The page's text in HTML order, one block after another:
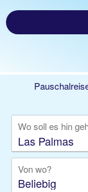
Rundreise
Gruppenreise
Wo soll es hin
Von wo?
Beliebig